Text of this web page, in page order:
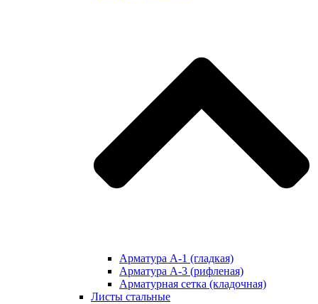
Арматура А-1 (гладкая)
Арматура А-3 (рифленая)
Арматурная сетка (кладочная)
Листы стальные